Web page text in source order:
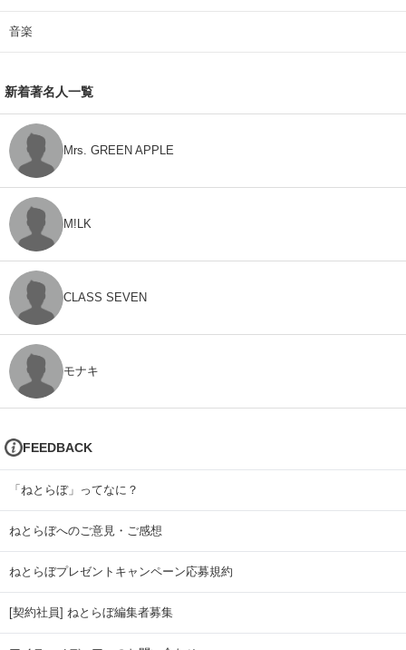
音楽
新着著名人一覧
Mrs. GREEN APPLE
M!LK
CLASS SEVEN
モナキ
FEEDBACK
「ねとらぼ」ってなに？
ねとらぼへのご意見・ご感想
ねとらぼプレゼントキャンペーン応募規約
[契約社員] ねとらぼ編集者募集